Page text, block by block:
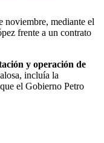
noviembre, mediante el
frente a un contrato
y operación de
incluía la
el Gobierno Petro